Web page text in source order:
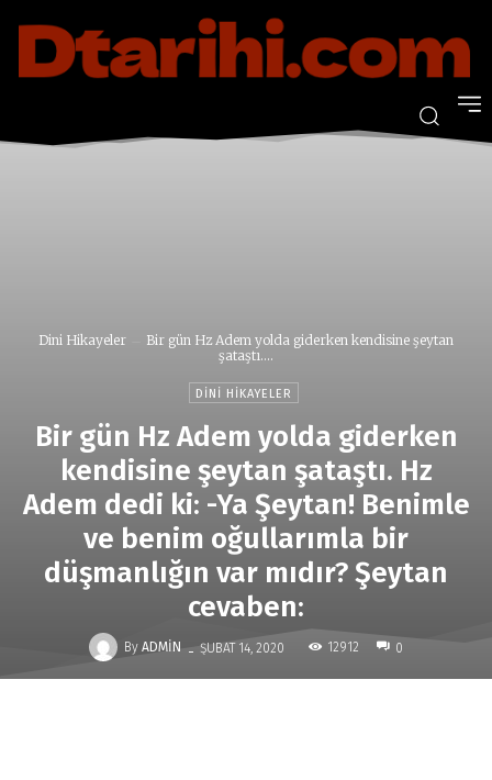
Dini Hikayeler
Bir gün Hz Adem yolda giderken kendisine şeytan
şataştı....
DINI HIKAYELER
Bir gün Hz Adem yolda giderken
kendisine şeytan şataştı. Hz
Adem dedi ki: -Ya Şeytan! Benimle
ve benim oğullarımla bir
düşmanlığın var mıdır? Şeytan
cevaben:
By ADMIN - ŞUBAT 14, 2020 12912 0